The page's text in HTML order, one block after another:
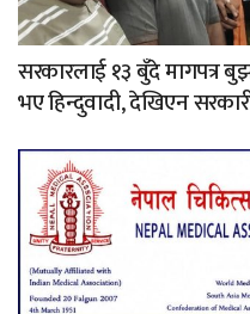
सरकारलाई १३ बुँदे मागपत्र
भए हिन्दुवादी, देखिएन